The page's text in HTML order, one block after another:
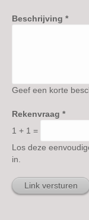
Beschrijving *
Geef een korte
Rekenvraag *
1 + 1 =
Los deze
in.